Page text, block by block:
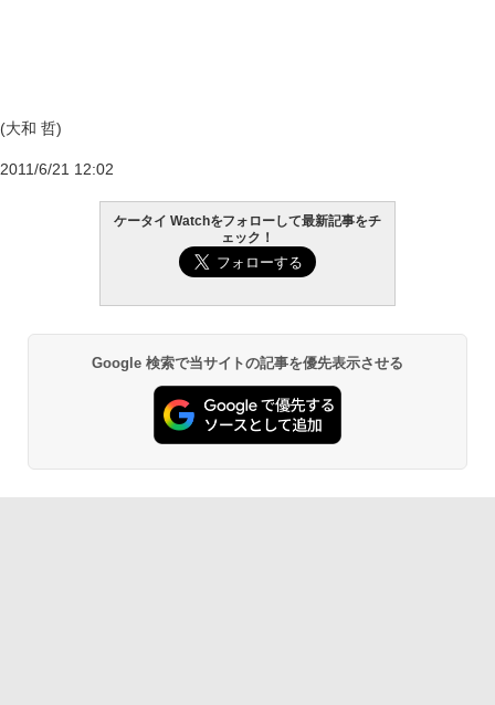
(大和 哲)
2011/6/21 12:02
ケータイ Watchをフォローして最新記事をチ
ェック！
Google 検索で当サイトの記事を優先表示させる